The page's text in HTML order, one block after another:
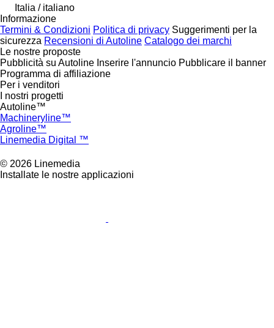
Italia / italiano
Informazione
Termini & Condizioni Politica di privacy Suggerimenti per la
sicurezza Recensioni di Autoline Catalogo dei marchi
Le nostre proposte
Pubblicità su Autoline Inserire l'annuncio Pubblicare il banner
Programma di affiliazione
Per i venditori
I nostri progetti
Autoline™
Machineryline™
Agroline™
Linemedia Digital ™
© 2026 Linemedia
Installate le nostre applicazioni